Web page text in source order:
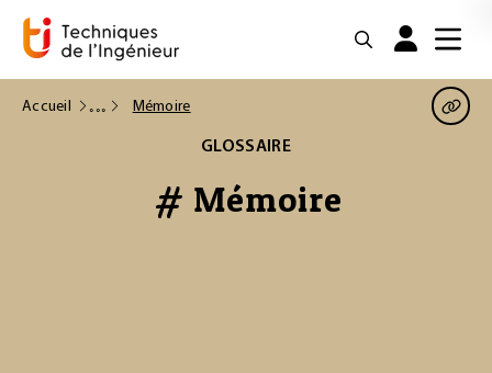
Accueil Mémoire
GLOSSAIRE
# Mémoire